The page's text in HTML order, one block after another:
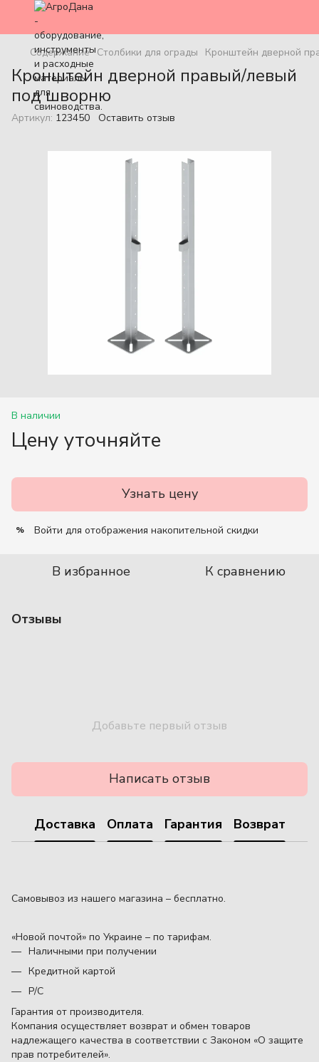
Содержание Столбики для ограды Кронштейн дверной
Кронштейн дверной правый/левый
под шворню
Артикул: 123450 Оставить отзыв
В наличии
Цену уточняйте
Узнать цену
% Войти для отображения накопительной скидки
В избранное К сравнению
Отзывы
Добавьте первый отзыв
Написать отзыв
Доставка Оплата Гарантия Возврат
Самовывоз из нашего магазина – бесплатно.
«Новой почтой» по Украине – по тарифам.
Наличными при получении
Кредитной картой
Р/С
Гарантия от производителя.
Компания осуществляет возврат и обмен товаров
надлежащего качества в соответствии с Законом «О защите
прав потребителей».